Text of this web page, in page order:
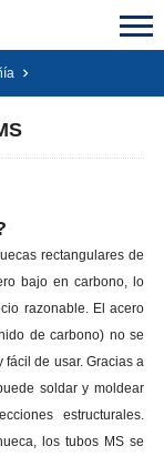
rectangulares de
bajo en carbono, lo
razonable. El acero
de carbono) no se
de usar. Gracias a
soldar y moldear
estructurales.
los tubos MS se